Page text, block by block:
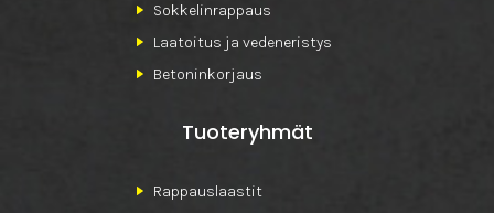
Sokkelinrappaus
Laatoitus ja vedeneristys
Betoninkorjaus
Tuoteryhmät
Rappauslaastit